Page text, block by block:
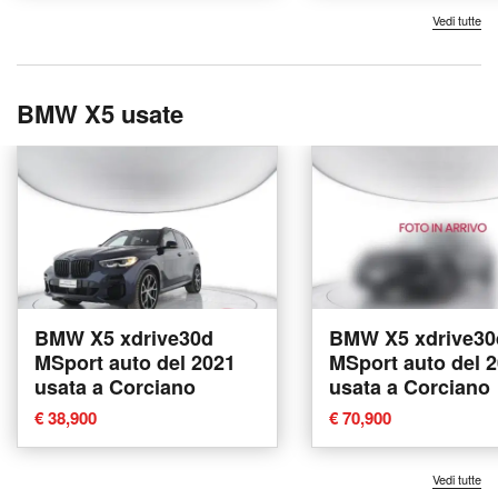
Vedi tutte
BMW X5 usate
BMW X5 xdrive30d
MSport auto del 2021
usata a Corciano
€ 38,900
BMW X5
MSport auto del
usata a Corciano
€ 70,900
Vedi tutte